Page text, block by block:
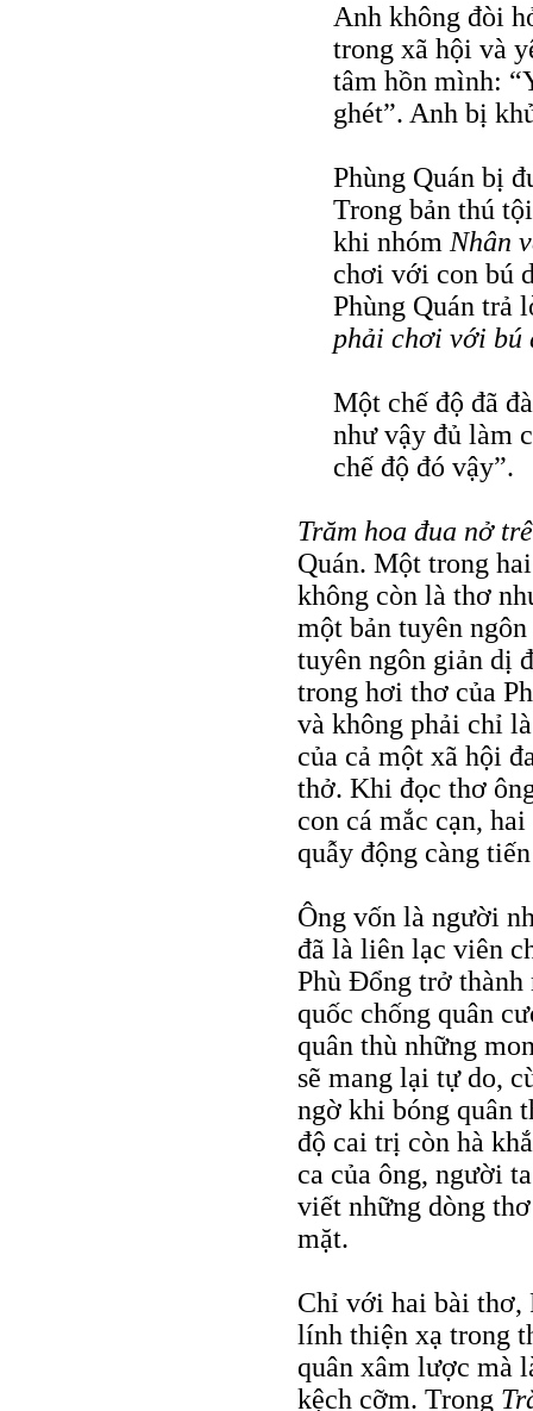
Anh không đòi
trong xã hội và
tâm hồn mình:
ghét”. Anh bị
Phùng Quán bị
Trong bản thú
khi nhóm Nhân
chơi với con bú
Phùng Quán trả
phải chơi với bú
Một chế độ đã
như vậy đủ làm
chế độ đó vậy”.
Trăm hoa đua nở
Quán. Một trong
không còn là thơ
một bản tuyên
tuyên ngôn giản dị
trong hơi thơ của
và không phải chỉ
của cả một xã hội
thở. Khi đọc thơ
con cá mắc cạn,
quẫy động càng
Ông vốn là người
đã là liên lạc viên
Phù Đổng trở
quốc chống quân
quân thù những
sẽ mang lại tự do,
ngờ khi bóng quân
độ cai trị còn hà
ca của ông, người
viết những dòng
mặt.
Chỉ với hai bài thơ,
lính thiện xạ trong
quân xâm lược mà
kệch cỡm. Trong